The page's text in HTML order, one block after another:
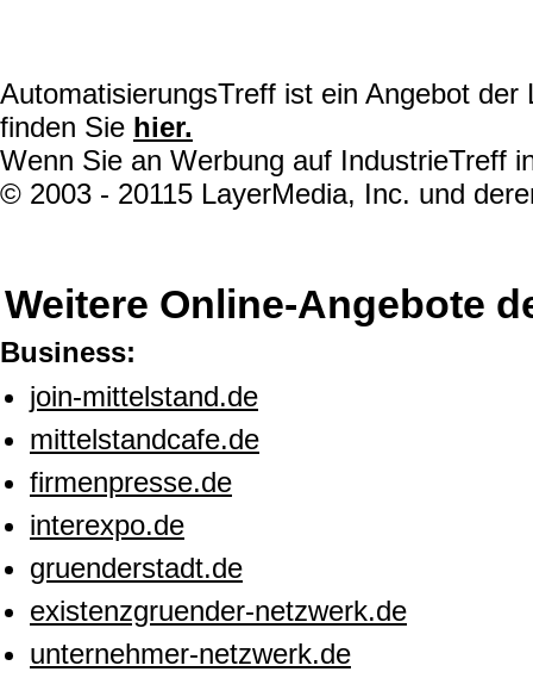
AutomatisierungsTreff ist ein Angebot
finden Sie hier.
Wenn Sie an Werbung auf IndustrieTreff
© 2003 - 20115 LayerMedia, Inc. und
Weitere Online-Angebote
Business:
join-mittelstand.de
mittelstandcafe.de
firmenpresse.de
interexpo.de
gruenderstadt.de
existenzgruender-netzwerk.de
unternehmer-netzwerk.de